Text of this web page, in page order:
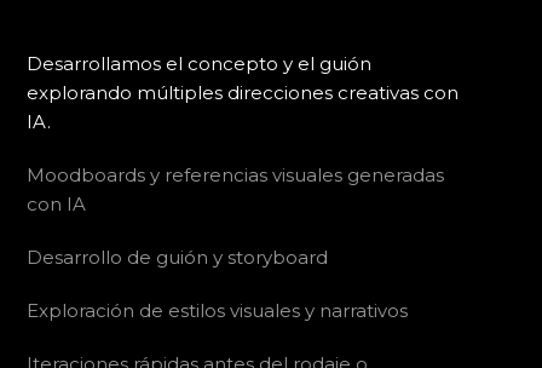
Desarrollamos el concepto y el guión
explorando múltiples direcciones creativas con
IA.
Moodboards y referencias visuales generadas
con IA
Desarrollo de guión y storyboard
Exploración de estilos visuales y narrativos